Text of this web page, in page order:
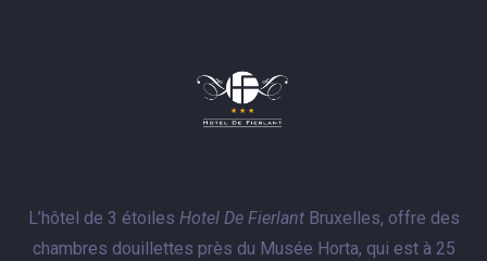
L’hôtel de 3 étoiles Hotel De FierlantBruxelles, offre des
chambres douillettes près du Musée Horta, qui est à 25